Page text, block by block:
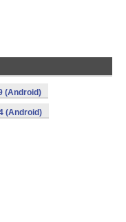
(Android)
(Android)